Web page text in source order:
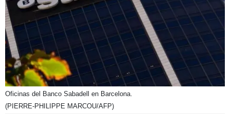
Oficinas del Banco Sabadell en Barcelona.
(PIERRE-PHILIPPE MARCOU/AFP)